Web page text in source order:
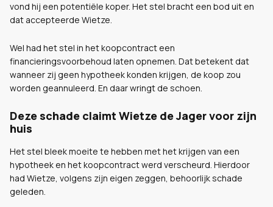
vond hij een potentiële koper. Het stel bracht een bod uit en
dat accepteerde Wietze.
Wel had het stel in het koopcontract een
financieringsvoorbehoud laten opnemen. Dat betekent dat
wanneer zij geen hypotheek konden krijgen, de koop zou
worden geannuleerd. En daar wringt de schoen.
Deze schade claimt Wietze de Jager voor zijn
huis
Het stel bleek moeite te hebben met het krijgen van een
hypotheek en het koopcontract werd verscheurd. Hierdoor
had Wietze, volgens zijn eigen zeggen, behoorlijk schade
geleden.